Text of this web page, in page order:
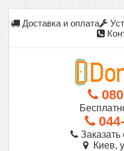
Доставка и оплата
Киев,